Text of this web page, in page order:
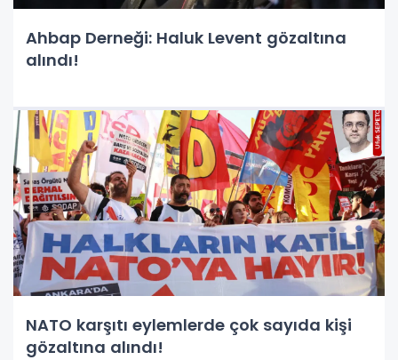
Ahbap Derneği: Haluk Levent gözaltına
alındı!
NATO karşıtı eylemlerde çok sayıda kişi
gözaltına alındı!